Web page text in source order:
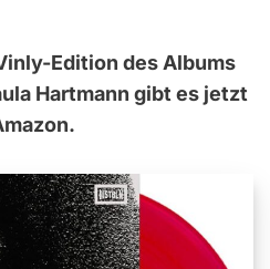
Edition des Albums
Hartmann gibt es jetzt